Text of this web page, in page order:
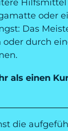
oder
Das
oder durch
als einen
die